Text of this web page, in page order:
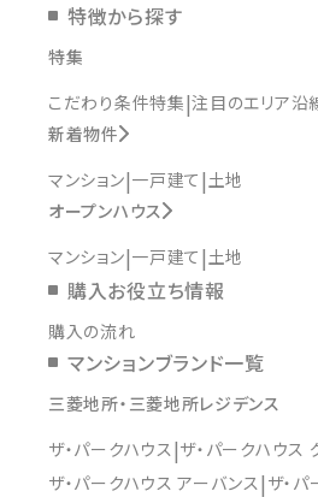
特徴から探す
特集
こだわり条件特集 注目のエリア沿
新着物件
マンション 一戸建て 土地
オープンハウス
マンション 一戸建て 土地
購入お役立ち情報
購入の流れ
マンションブランド一覧
三菱地所・三菱地所レジデンス
ザ・パークハウス ザ・パークハウス
ザ・パークハウス アーバンス ザ・